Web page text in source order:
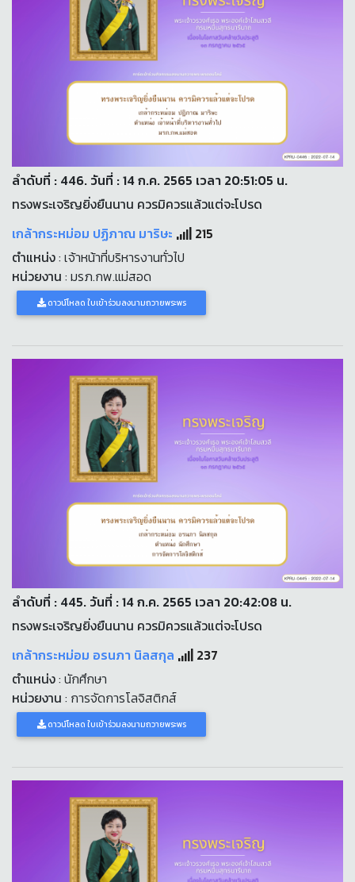
ลำดับที่ : 446. วันที่ : 14 ก.ค. 2565 เวลา 20:51:05 น.
ทรงพระเจริญยิ่งยืนนาน ควรมิควรแล้วแต่จะโปรด
เกล้ากระหม่อม ปฏิภาณ มาริษะ
215
ตำแหน่ง: เจ้าหน้าที่บริหารงานทั่วไป
หน่วยงาน : มรภ.กพ.แม่สอด
ดาวน์โหลด ใบเข้าร่วมลงนามถวายพระพร
ลำดับที่ : 445. วันที่ : 14 ก.ค. 2565 เวลา 20:42:08 น.
ทรงพระเจริญยิ่งยืนนาน ควรมิควรแล้วแต่จะโปรด
เกล้ากระหม่อม อรนภา นิลสกุล
237
ตำแหน่ง: นักศึกษา
หน่วยงาน : การจัดการโลจิสติกส์
ดาวน์โหลด ใบเข้าร่วมลงนามถวายพระพร